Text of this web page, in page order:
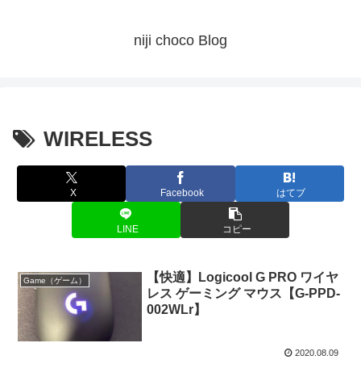
niji choco Blog
WIRELESS
X Facebook はてブ
LINE コピー
Game（ゲーム）
【快適】Logicool G PRO ワイヤ
レス ゲーミング マウス【G-PPD-
002WLr】
2020.08.09